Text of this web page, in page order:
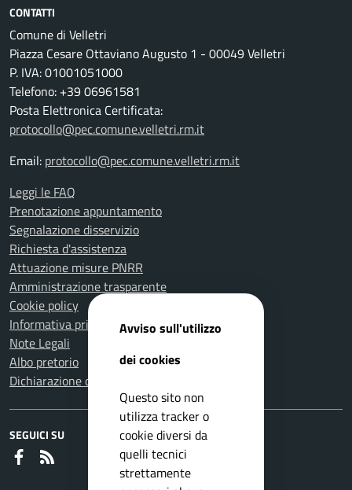
CONTATTI
Comune di Velletri
Piazza Cesare Ottaviano Augusto 1 - 00049 Velletri
P. IVA: 01001051000
Telefono: +39 06961581
Posta Elettronica Certificata:
protocollo@pec.comune.velletri.rm.it
Email: protocollo@pec.comune.velletri.rm.it
Leggi le FAQ
Prenotazione appuntamento
Segnalazione disservizio
Richiesta d'assistenza
Attuazione misure PNRR
Amministrazione trasparente
Cookie policy
Informativa privacy
Note Legali
Albo pretorio
Dichiarazione di accessibilità
SEGUICI SU
Faceboook
Avviso sull'utilizzo
dei cookies
Questo sito non
utilizza tracker o
cookie diversi da
quelli tecnici
strettamente